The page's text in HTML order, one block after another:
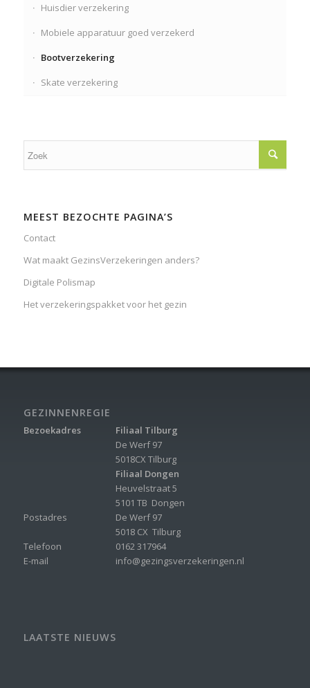
Huisdier verzekering
Mobiele apparatuur goed verzekerd
Bootverzekering
Skate verzekering
MEEST BEZOCHTE PAGINA’S
Contact
Wat maakt GezinsVerzekeringen anders?
Digitale Polismap
Het verzekeringspakket voor het gezin
GEZINNENREGIE
Bezoekadres
Postadres
Telefoon
E-mail
Filiaal Tilburg
De Werf 97
5018CX Tilburg
Filiaal Dongen
Heuvelstraat 5
5101 TB Dongen
De Werf 97
5018 CX Tilburg
0162 317964
info@gezingsverzekeringen.nl
LAATSTE NIEUWS